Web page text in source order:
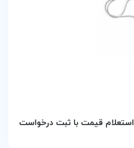
استعلام قیمت با ثبت درخواست